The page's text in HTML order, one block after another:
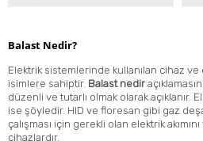
Balast Nedir?
Elektrik sistemlerinde kullanılan cihaz ve
isimlere sahiptir. Balast nedir
düzenli ve tutarlı olmak olarak açıklanır.
ise şöyledir. HID ve floresan gibi gaz
çalışması için gerekli olan elektrik
cihazlardır.